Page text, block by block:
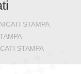
STAMPA
STAMPA